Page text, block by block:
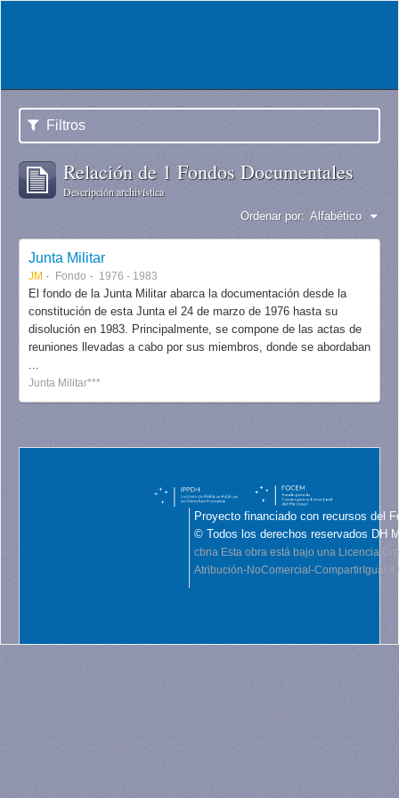
Filtros
Relación de 1 Fondos Documentales
Descripción archivística
Ordenar por: Alfabético
Junta Militar
JM Fondo 1976 - 1983
El fondo de la Junta Militar abarca la documentación desde la
constitución de esta Junta el 24 de marzo de 1976 hasta su
disolución en 1983. Principalmente, se compone de las actas de
reuniones llevadas a cabo por sus miembros, donde se abordaban
...
Junta Militar***
Proyecto financiado con recursos del
© Todos los derechos reservados DH
cbna Esta obra está bajo una Licencia
Atribución-NoComercial-CompartirIgual